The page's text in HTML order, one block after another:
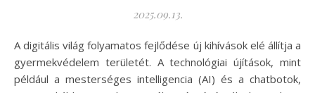
2025.09.13.
A digitális világ folyamatos fejlődése új kihívások elé állítja a
gyermekvédelem területét. A technológiai újítások, mint
például a mesterséges intelligencia (AI) és a chatbotok,